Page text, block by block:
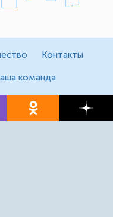
Контакты
команда